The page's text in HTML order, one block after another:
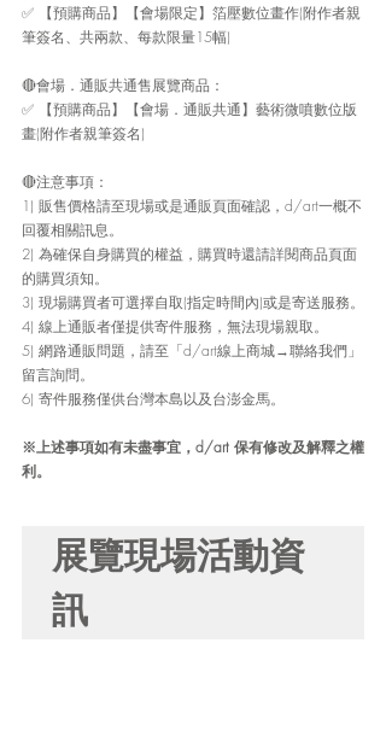
✅ 【預購商品】【會場限定】箔壓數位畫作(附作者親
筆簽名、共兩款、每款限量15幅)
🔴會場．通販共通售展覽商品：
✅ 【預購商品】【會場．通販共通】藝術微噴數位版
畫(附作者親筆簽名)
🔴注意事項：
1) 販售價格請至現場或是通販頁面確認，d/art一概不
回覆相關訊息。
2) 為確保自身購買的權益，購買時還請詳閱商品頁面
的購買須知。
3) 現場購買者可選擇自取(指定時間內)或是寄送服務。
4) 線上通販者僅提供寄件服務，無法現場親取。
5) 網路通販問題，請至「d/art線上商城→聯絡我們」
留言詢問。
6) 寄件服務僅供台灣本島以及台澎金馬。
※上述事項如有未盡事宜，d/art 保有修改及解釋之權
利。
展覽現場活動資
訊